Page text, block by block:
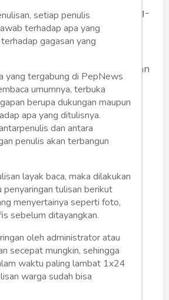
Mereka berbondong-
TPS memilih seorang
presiden akan bekerja
mereka, untuk kesejahteraan
keadilan yang mereka
untuk kepentingan
ingin disebut di sini,
lebih tepat dikatakan
rakyat,” atau “presiden
ada satu pasal pun yang
presiden bertanggung-
setiap penulis
terhadap apa yang
gagasan yang
yang tergabung di PepNews
umumnya, terbuka
berupa dukungan maupun
apa yang ditulisnya.
dan antara
penulis akan terbangun
layak baca, maka dilakukan
penyaringan tulisan berikut
menyertainya seperti foto,
sebelum ditayangkan.
oleh administrator atau
secepat mungkin, sehingga
waktu paling lambat 1x24
warga sudah bisa